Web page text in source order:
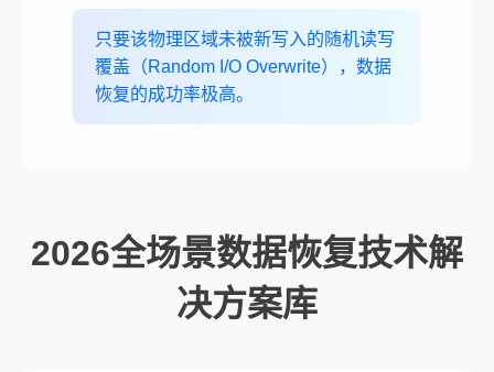
只要该物理区域未被新写入的随机读写
覆盖（Random I/O Overwrite），数据
恢复的成功率极高。
2026全场景数据恢复技术解
决方案库